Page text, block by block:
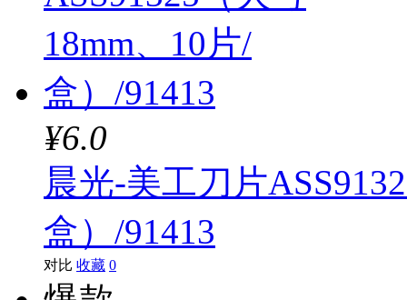
¥6.0
晨光-美工刀片
盒）/91413
对比 收藏 0